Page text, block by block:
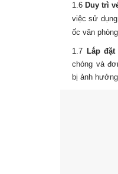
1.6 Duy trì
việc sử
ốc văn
1.7 Lắp
chóng và
bị ảnh hưởng